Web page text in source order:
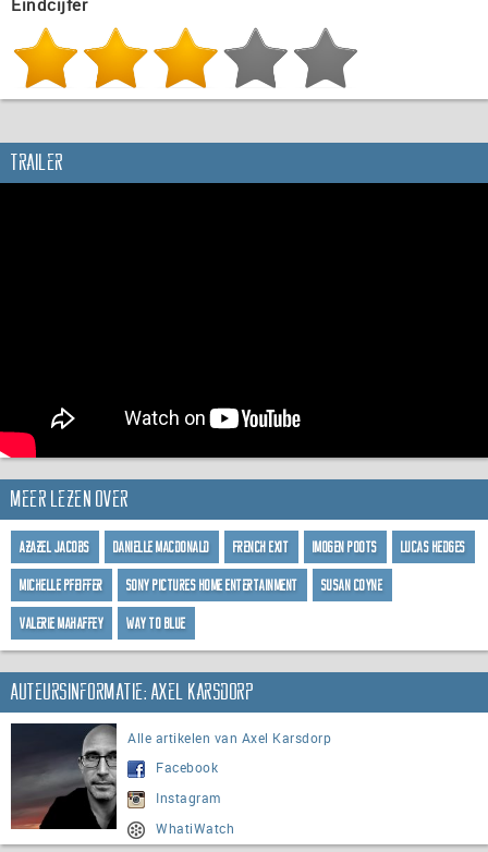
Trailer
Meer lezen over
Azazel Jacobs Danielle Macdonald French Exit Imogen Poots Lucas Hedges
Michelle Pfeiffer Sony Pictures Home Entertainment Susan Coyne
Valerie Mahaffey Way to Blue
Auteursinformatie: Axel Karsdorp
Alle artikelen van Axel Karsdorp
Facebook
Instagram
WhatiWatch